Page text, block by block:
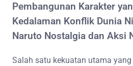
Pembangunan Karakter
Kedalaman Konflik Dunia
Naruto Nostalgia dan Aksi
Salah satu kekuatan utama